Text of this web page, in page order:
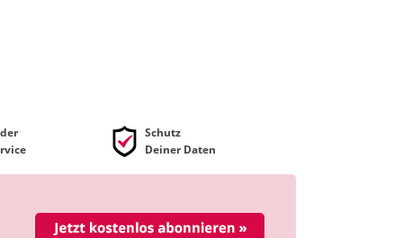
Schutz
Deiner Daten